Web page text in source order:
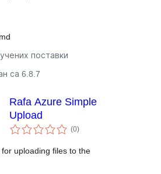
поставки
са 6.8.7
Rafa Azure Simple
Upload
(0укупних
оцена
)
uploading files to the